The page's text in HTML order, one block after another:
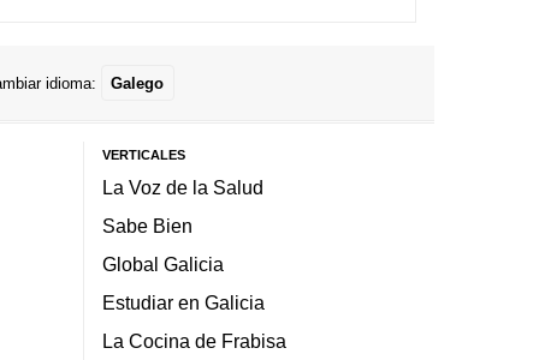
idioma: Galego
VERTICALES
La Voz de la Salud
Sabe Bien
Global Galicia
Estudiar en Galicia
La Cocina de Frabisa